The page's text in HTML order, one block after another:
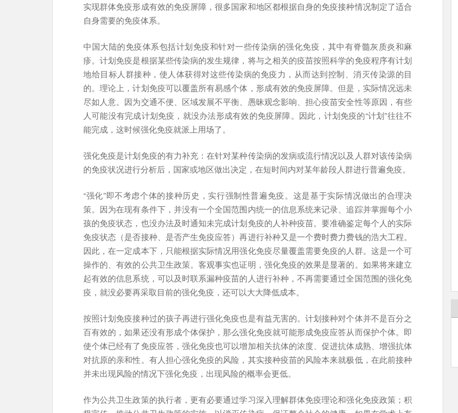
实现群体免疫形成有效的免疫屏障，很多国家和地区都根据自身的免疫接种情况制定了适合
自身需要的免疫体系。
中国大陆的免疫体系包括计划免疫和针对一些传染病的强化免疫，其中有脊髓灰质炎和麻
疹。计划免疫是根据某些传染病的发生规律，将与之相关的疫苗按照科学的免疫程序有计划
地给目标人群接种，使人体获得对这些传染病的免疫力，从而达到控制、消灭传染源的目
的。理论上，计划免疫可以覆盖所有易感个体，形成有效的免疫屏障。但是，实际情况远未
尽如人意。因为交通不便、区域发展不平衡、愚昧观念影响、担心疫苗安全性等原因，有些
人可能没有完成计划免疫，就没办法形成有效的免疫屏障。因此，计划免疫的“计划”往往不
能完成，这时候强化免疫就派上用场了。
强化免疫是计划免疫的有力补充：在针对某种传染病的发病或流行情况以及人群对该传染病
的免疫状况进行分析后，国家或地区做出决定，在短时间内对某年龄段人群进行普遍免疫。
“强化”即不考虑个体的接种历史，实行强制性普遍免疫。这是基于实际情况做出的合理决
策。因为在现有条件下，并没有一个全国范围内统一的信息系统来记录、追踪并掌握每个小
孩的免疫状态，也没办法及时通知未完成计划免疫的人补种疫苗。要准确鉴定每个人的实际
免疫状态（是否接种、是否产生免疫应答）再进行补种又是一个费时费力费钱的浩大工程。
因此，在一定成本下，只能根据实际情况用强化免疫尽量覆盖需要免疫的人群。这是一个可
操作的、有效的公共卫生政策。客观事实也证明，强化免疫的效果是显著的。如果将来建立
起有效的信息系统，可以及时联系漏种疫苗的人进行补种，不再需要通过全国范围的强化免
疫，就没必要再采取目前的强化免疫，还可以大大降低成本。
按照计划免疫接种过的孩子再进行强化免疫也是有益无害的。计划接种对个体并不是百分之
百有效的，如果还没有形成个体保护，那么强化免疫就可能形成免疫应答从而保护个体。即
使个体已经有了免疫应答，强化免疫也可以增加相关抗体的浓度、促进抗体成熟、增强抗体
对抗原的亲和性。有人担心强化免疫的风险，其实接种疫苗的风险本来就极低，在此前接种
并未出现风险的情况下强化免疫，出现风险的概率会更低。
作为公共卫生政策的执行者，更有必要通过学习深入理解群体免疫理论和强化免疫政策；积